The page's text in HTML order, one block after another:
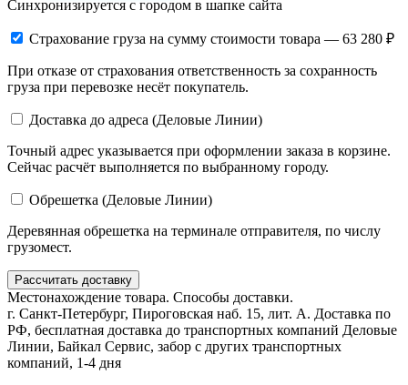
Синхронизируется с городом в шапке сайта
Страхование груза на сумму стоимости товара — 63 280 ₽
При отказе от страхования ответственность за сохранность
груза при перевозке несёт покупатель.
Доставка до адреса (Деловые Линии)
Точный адрес указывается при оформлении заказа в корзине.
Сейчас расчёт выполняется по выбранному городу.
Обрешетка (Деловые Линии)
Деревянная обрешетка на терминале отправителя, по числу
грузомест.
Рассчитать доставку
Местонахождение товара. Способы доставки.
г. Санкт-Петербург, Пироговская наб. 15, лит. А. Доставка по
РФ, бесплатная доставка до транспортных компаний Деловые
Линии, Байкал Сервис, забор с других транспортных
компаний, 1-4 дня